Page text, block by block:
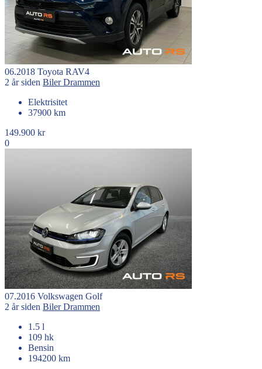
06.2018 Toyota RAV4
2 år siden BilerDrammen
Elektrisitet
37900 km
149.900 kr
0
07.2016 Volkswagen Golf
2 år siden BilerDrammen
1.5 l
109 hk
Bensin
194200 km